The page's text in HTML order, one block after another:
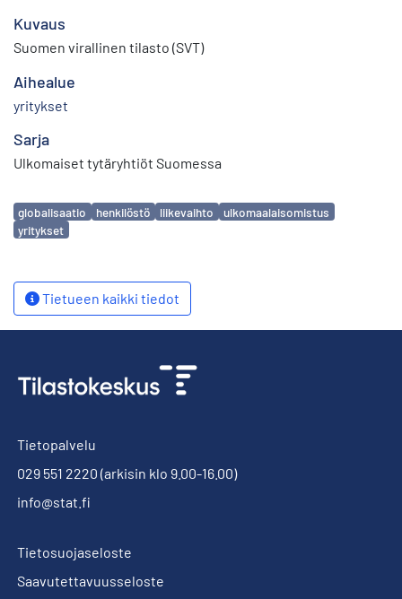
Kuvaus
Suomen virallinen tilasto (SVT)
Aihealue
yritykset
Sarja
Ulkomaiset tytäryhtiöt Suomessa
Avainsanat
globalisaatio henkilöstö liikevaihto
ulkomaalaisomistus
yritykset
Tietueen kaikki tiedot
Tietopalvelu
029 551 2220 (arkisin klo 9.00-16.00)
info@stat.fi
Tietosuojaseloste
Saavutettavuusseloste